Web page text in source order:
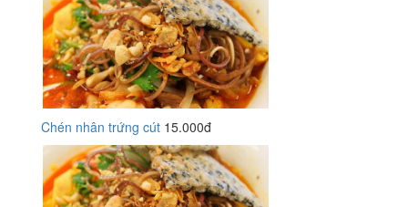
Chén nhân trứng cút 15.000đ